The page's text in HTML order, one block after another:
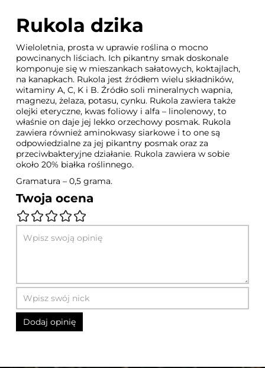
Rukola dzika
Wieloletnia, prosta w uprawie roślina o mocno
powcinanych liściach. Ich pikantny smak doskonale
komponuje się w mieszankach sałatowych, koktajlach,
na kanapkach. Rukola jest źródłem wielu składników,
witaminy A, C, K i B. Źródło soli mineralnych wapnia,
magnezu, żelaza, potasu, cynku. Rukola zawiera także
olejki eteryczne, kwas foliowy i alfa – linolenowy, to
właśnie on daje jej lekko orzechowy posmak. Rukola
zawiera również aminokwasy siarkowe i to one są
odpowiedzialne za jej pikantny posmak oraz za
przeciwbakteryjne działanie. Rukola zawiera w sobie
około 20% białka roślinnego.
Gramatura – 0,5 grama.
Twoja ocena